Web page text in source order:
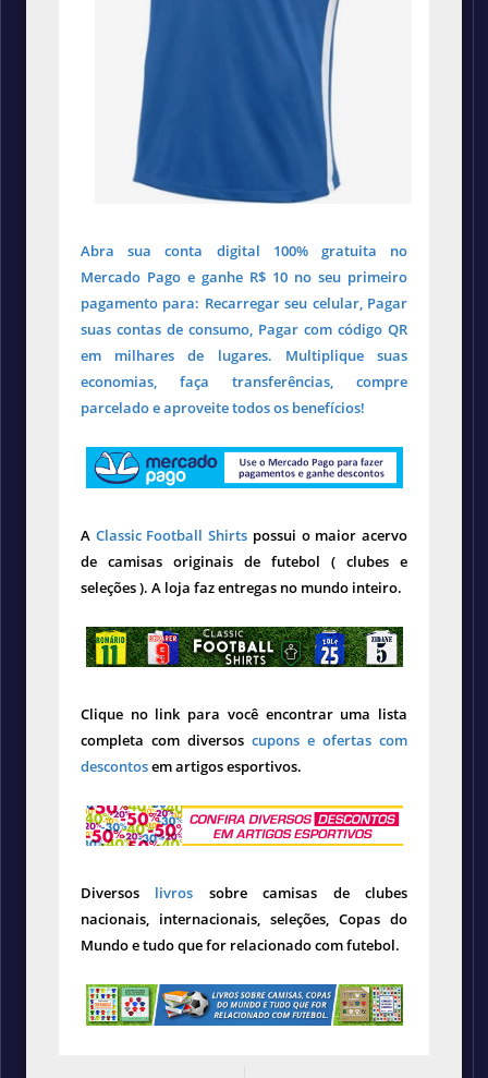
Abra sua conta digital 100% gratuita no
Mercado Pago e ganhe R$ 10 no seu primeiro
pagamento para: Recarregar seu celular, Pagar
suas contas de consumo, Pagar com código QR
em milhares de lugares. Multiplique suas
economias, faça transferências, compre
parcelado e aproveite todos os benefícios!
A Classic Football Shirts possui o maior acervo
de camisas originais de futebol ( clubes e
seleções ). A loja faz entregas no mundo inteiro.
Clique no link para você encontrar uma lista
completa com diversos cupons e ofertas com
descontosem artigos esportivos.
Diversos livros sobre camisas de clubes
nacionais, internacionais, seleções, Copas do
Mundo e tudo que for relacionado com futebol.